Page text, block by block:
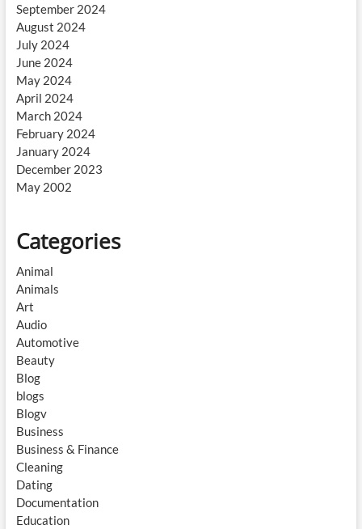
September 2024
August 2024
July 2024
June 2024
May 2024
April 2024
March 2024
February 2024
January 2024
December 2023
May 2002
Categories
Animal
Animals
Art
Audio
Automotive
Beauty
Blog
blogs
Blogv
Business
Business & Finance
Cleaning
Dating
Documentation
Education